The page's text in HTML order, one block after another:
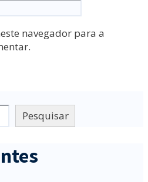
navegador para a
Pesquisar